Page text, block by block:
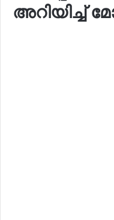
അറിയിച്ച്